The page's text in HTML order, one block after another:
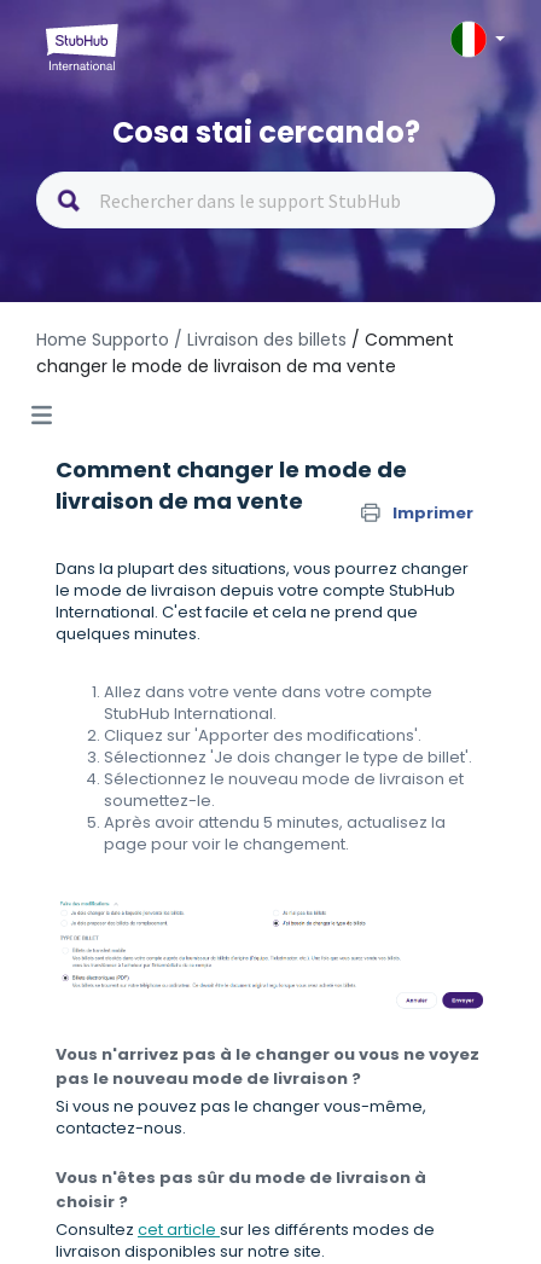
Cosa stai cercando?
Home Supporto / Livraison des billets / Comment
changer le mode de livraison de ma vente
Comment changer le mode de
livraison de ma vente
Imprimer
Dans la plupart des situations, vous pourrez changer
le mode de livraison depuis votre compte StubHub
International. C'est facile et cela ne prend que
quelques minutes.
Allez dans votre vente dans votre compte
StubHub International.
Cliquez sur 'Apporter des modifications'.
Sélectionnez 'Je dois changer le type de billet'.
Sélectionnez le nouveau mode de livraison et
soumettez-le.
Après avoir attendu 5 minutes, actualisez la
page pour voir le changement.
Vous n'arrivez pas à le changer ou vous ne voyez
pas le nouveau mode de livraison ?
Si vous ne pouvez pas le changer vous-même,
contactez-nous.
Vous n'êtes pas sûr du mode de livraison à
choisir ?
Consultez cet article sur les différents modes de
livraison disponibles sur notre site.